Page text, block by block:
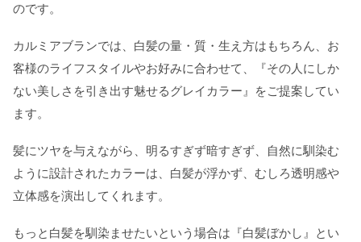
のです。
カルミアブランでは、白髪の量・質・生え方はもちろん、お
客様のライフスタイルやお好みに合わせて、『その人にしか
ない美しさを引き出す魅せるグレイカラー』をご提案してい
ます。
髪にツヤを与えながら、明るすぎず暗すぎず、自然に馴染む
ように設計されたカラーは、白髪が浮かず、むしろ透明感や
立体感を演出してくれます。
もっと白髪を馴染ませたいという場合は『白髪ぼかし』とい